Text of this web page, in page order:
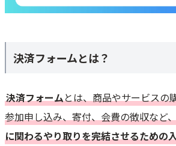
業種別のおすすめの決済フォーム作成ツール比較表
1．WordPress：ECカートや無料プラグインで
入
2．SNS・ネットショップ向け：無料メールリン
利用
決済フォームとは？
決済フォームとは、商品やサービスの
参加申し込み、寄付、会費の徴収など、
に関わるやり取りを完結させるための